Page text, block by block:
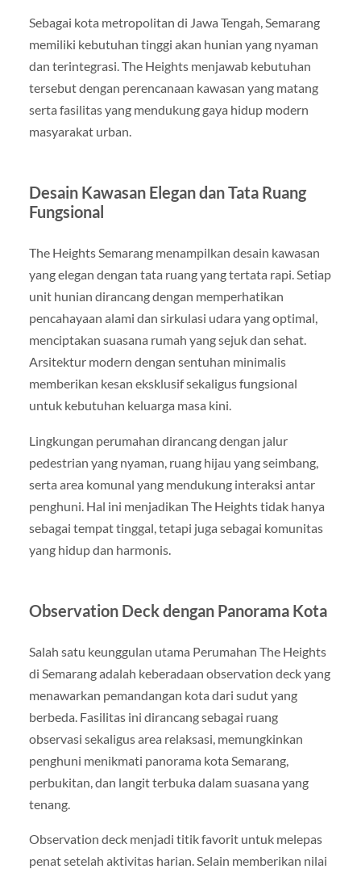
Sebagai kota metropolitan di Jawa Tengah, Semarang
memiliki kebutuhan tinggi akan hunian yang nyaman
dan terintegrasi. The Heights menjawab kebutuhan
tersebut dengan perencanaan kawasan yang matang
serta fasilitas yang mendukung gaya hidup modern
masyarakat urban.
Desain Kawasan Elegan dan Tata Ruang
Fungsional
The Heights Semarang menampilkan desain kawasan
yang elegan dengan tata ruang yang tertata rapi. Setiap
unit hunian dirancang dengan memperhatikan
pencahayaan alami dan sirkulasi udara yang optimal,
menciptakan suasana rumah yang sejuk dan sehat.
Arsitektur modern dengan sentuhan minimalis
memberikan kesan eksklusif sekaligus fungsional
untuk kebutuhan keluarga masa kini.
Lingkungan perumahan dirancang dengan jalur
pedestrian yang nyaman, ruang hijau yang seimbang,
serta area komunal yang mendukung interaksi antar
penghuni. Hal ini menjadikan The Heights tidak hanya
sebagai tempat tinggal, tetapi juga sebagai komunitas
yang hidup dan harmonis.
Observation Deck dengan Panorama Kota
Salah satu keunggulan utama Perumahan The Heights
di Semarang adalah keberadaan observation deck yang
menawarkan pemandangan kota dari sudut yang
berbeda. Fasilitas ini dirancang sebagai ruang
observasi sekaligus area relaksasi, memungkinkan
penghuni menikmati panorama kota Semarang,
perbukitan, dan langit terbuka dalam suasana yang
tenang.
Observation deck menjadi titik favorit untuk melepas
penat setelah aktivitas harian. Selain memberikan nilai